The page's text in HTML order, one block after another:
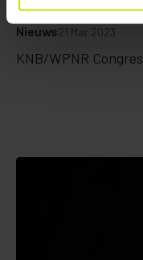
KNB/WPNR
Nieuws21 Mar 2023